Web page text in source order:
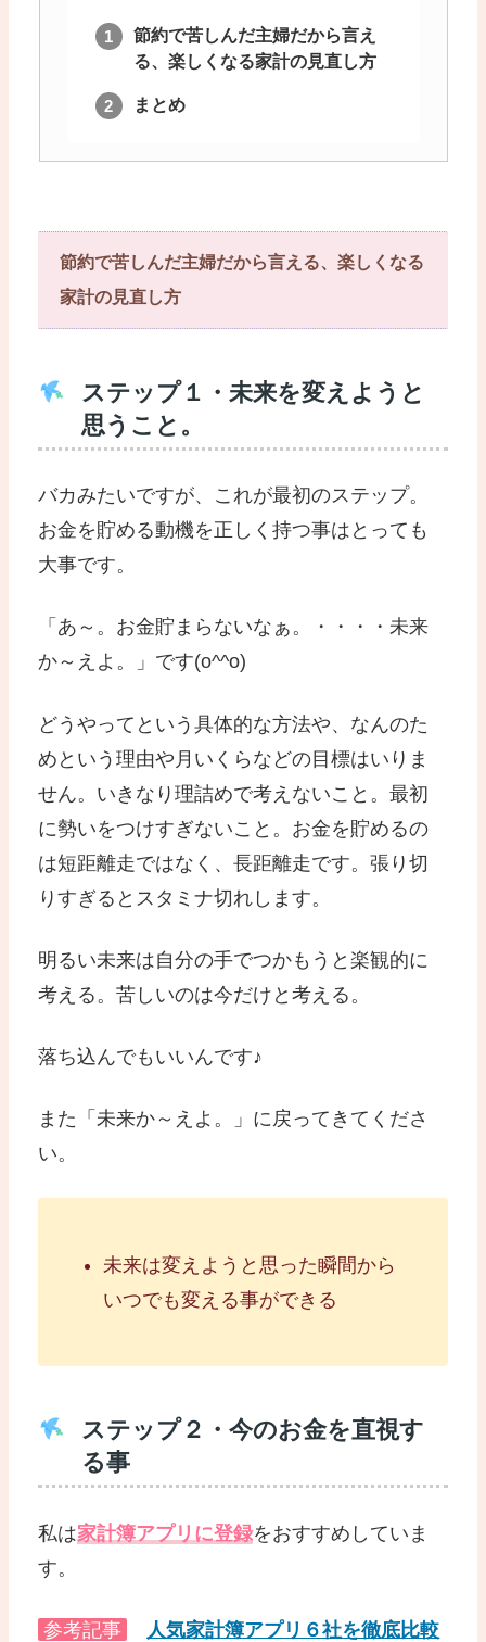
節約で苦しんだ主婦だから言え
る、楽しくなる家計の見直し方
まとめ
節約で苦しんだ主婦だから言える、楽しくなる
家計の見直し方
ステップ１・未来を変えようと
思うこと。
バカみたいですが、これが最初のステップ。
お金を貯める動機を正しく持つ事はとっても
大事です。
「あ～。お金貯まらないなぁ。・・・・未来
か～えよ。」です(o^^o)
どうやってという具体的な方法や、なんのた
めという理由や月いくらなどの目標はいりま
せん。いきなり理詰めで考えないこと。最初
に勢いをつけすぎないこと。お金を貯めるの
は短距離走ではなく、長距離走です。張り切
りすぎるとスタミナ切れします。
明るい未来は自分の手でつかもうと楽観的に
考える。苦しいのは今だけと考える。
落ち込んでもいいんです♪
また「未来か～えよ。」に戻ってきてくださ
い。
未来は変えようと思った瞬間から
いつでも変える事ができる
ステップ２・今のお金を直視す
る事
私は家計簿アプリに登録をおすすめしていま
す。
参考記事 人気家計簿アプリ６社を徹底比較